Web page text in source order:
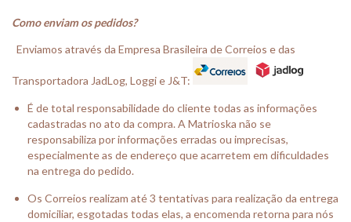
Como enviam os pedidos?
Enviamos através da Empresa Brasileira de Correios e das
Transportadora JadLog, Loggi e J&T:
É de total responsabilidade do cliente todas as informações
cadastradas no ato da compra. A Matrioska não se
responsabiliza por informações erradas ou imprecisas,
especialmente as de endereço que acarretem em dificuldades
na entrega do pedido.
Os Correios realizam até 3 tentativas para realização da entrega
domiciliar, esgotadas todas elas, a encomenda retorna para nós